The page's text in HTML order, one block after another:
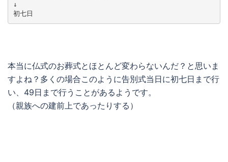
↓
初七日
本当に仏式のお葬式とほとんど変わらないんだ？と思いま
すよね？多くの場合このように告別式当日に初七日まで行
い、49日まで行うことがあるようです。
（親族への建前上であったりする）